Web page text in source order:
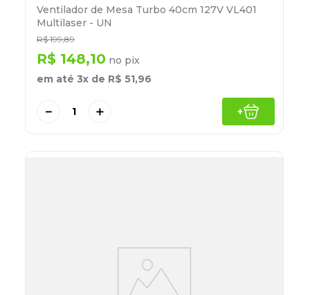
Ventilador de Mesa Turbo 40cm 127V VL401
Multilaser - UN
R$ 199,89
R$ 148,10 no pix
em até 3x de R$ 51,96
＋
－ +